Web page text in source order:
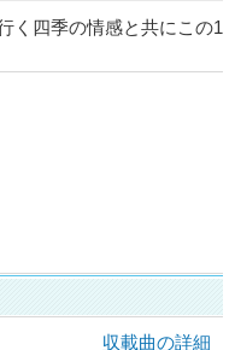
く四季の情感と共にこの1
収載曲の詳細